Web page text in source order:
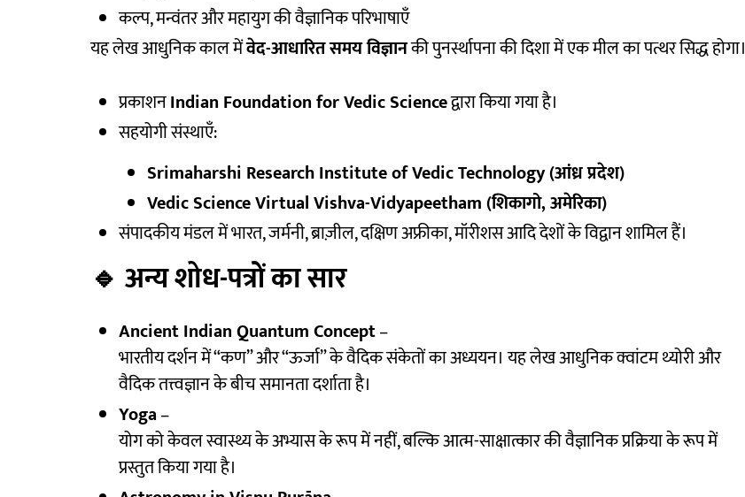
कल्प, मन्वंतर और महायुग की वैज्ञानिक परिभाषाएँ
यह लेख आधुनिक काल मेंवेद-आधारित समय विज्ञानकी पुनर्स्थापना की दिशा में एक मील का पत्थर सिद्ध होगा।
प्रकाशनIndian Foundation for Vedic Scienceद्वारा किया गया है।
सहयोगी संस्थाएँ:
Srimaharshi Research Institute of Vedic Technology (आंध्र प्रदेश)
Vedic Science Virtual Vishva-Vidyapeetham (शिकागो, अमेरिका)
संपादकीय मंडल में भारत, जर्मनी, ब्राज़ील, दक्षिण अफ्रीका, मॉरीशस आदि देशों के विद्वान शामिल हैं।
🔹 अन्य शोध-पत्रों का सार
Ancient Indian Quantum Concept–
भारतीय दर्शन में “कण” और “ऊर्जा” के वैदिक संकेतों का अध्ययन। यह लेख आधुनिक क्वांटम थ्योरी और
वैदिक तत्त्वज्ञान के बीच समानता दर्शाता है।
Yoga–
योग को केवल स्वास्थ्य के अभ्यास के रूप में नहीं, बल्कि आत्म-साक्षात्कार की वैज्ञानिक प्रक्रिया के रूप में
प्रस्तुत किया गया है।